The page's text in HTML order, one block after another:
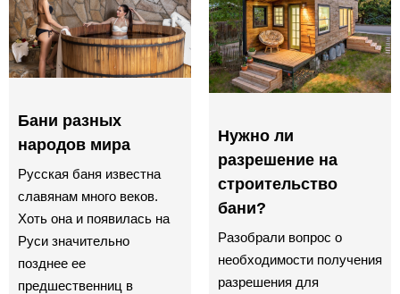
Нужно ли
разрешение на
строительство
бани?
Разобрали вопрос о
необходимости получения
разрешения для
Бани разных
народов мира
Русская баня известна
славянам много веков.
Хоть она и появилась на
Руси значительно
позднее ее
предшественниц в